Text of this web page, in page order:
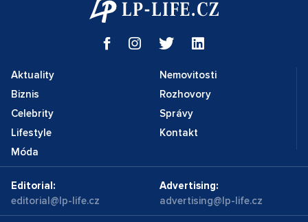
Aktuality
Biznis
Celebrity
Lifestyle
Móda
Nemovitosti
Rozhovory
Správy
Kontakt
Editorial:
editorial@lp-life.cz
Advertising:
advertising@lp-life.cz